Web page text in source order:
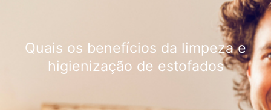
Quais os benefícios da limpeza e
higienização de estofados